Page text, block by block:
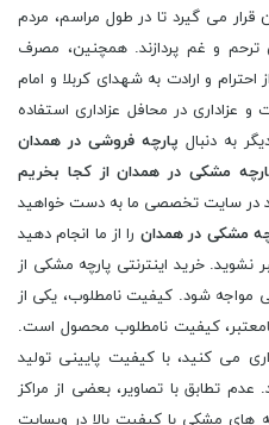
قرار می گیرد تا در طول مراسم، مردم
و غم پردازند. همچنین، مصرف
و ارادت به شهدای کربلا و امام
عزاداری در محافل عزاداری استفاده
به دنبال پارچه فروشی در همدان
مشکی در همدان از کجا بخریم
در سایت تخصصی ما به دست خواهید
مشکی در همدان را از ما انجام دهید
نشوید. خرید اینترنتی پارچه مشکی از
مواجه شود. کیفیت نامطلوب، یکی از
کیفیت نامطلوب محصول است.
می کنید، با کیفیت پایینی تولید
تطابق با تصاویر، بعضی از مراکز
های مشکی با کیفیت بالا در وبسایت